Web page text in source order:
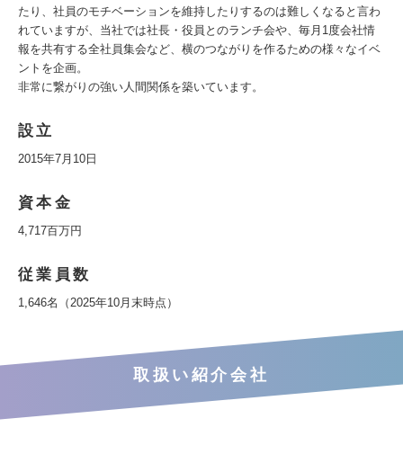
たり、社員のモチベーションを維持したりするのは難しくなると言わ
れていますが、当社では社長・役員とのランチ会や、毎月1度会社情
報を共有する全社員集会など、横のつながりを作るための様々なイベ
ントを企画。
非常に繋がりの強い人間関係を築いています。
設立
2015年7月10日
資本金
4,717百万円
従業員数
1,646名（2025年10月末時点）
取扱い紹介会社